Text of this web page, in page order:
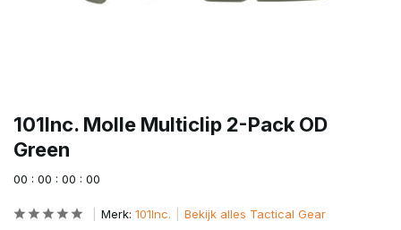
101Inc. Molle Multiclip 2-Pack OD
Green
00 : 00 : 00 : 00
Merk: 101Inc. Bekijk alles Tactical Gear